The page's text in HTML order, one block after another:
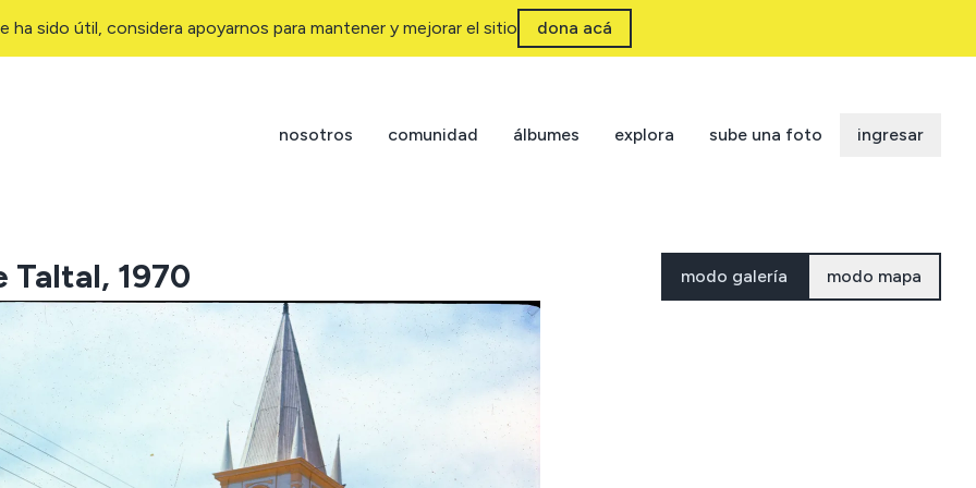
ha sido útil, considera apoyarnos para mantener y mejorar el sitio dona acá
nosotros comunidad álbumes explora sube una foto ingresar
Taltal, 1970 modo galería modo mapa